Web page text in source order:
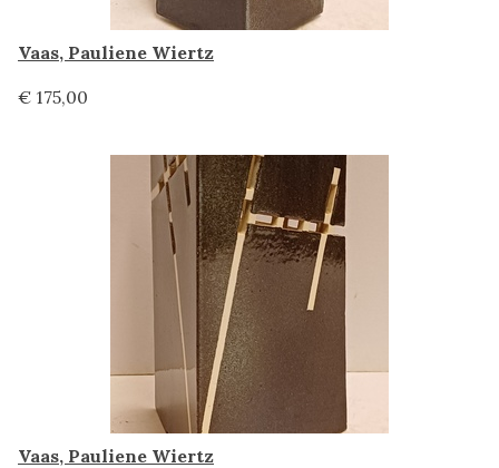
Vaas, Pauliene Wiertz
€ 175,00
Vaas, Pauliene Wiertz